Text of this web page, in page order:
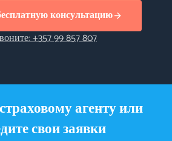
консультацию
+357 99 857 807
агенту или
свои заявки